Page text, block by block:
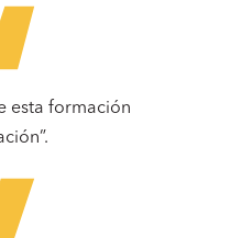
esta formación